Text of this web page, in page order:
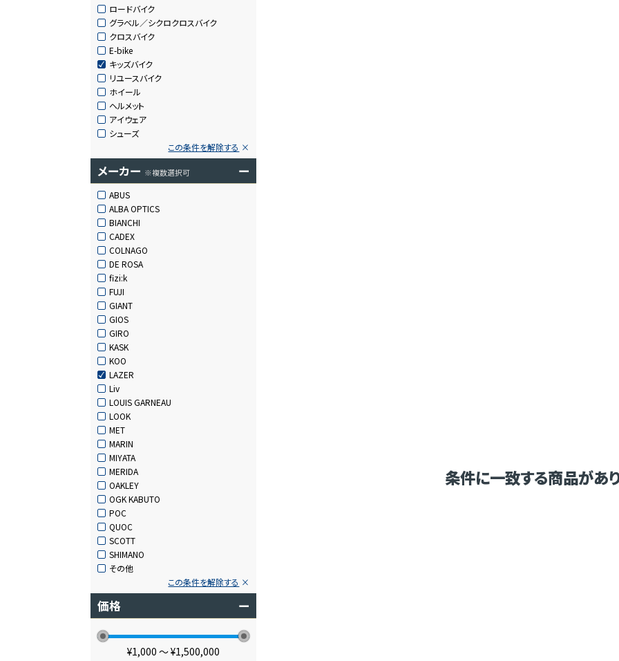
ロードバイク
グラベル／シクロクロスバイク
クロスバイク
E-bike
キッズバイク
リユースバイク
ホイール
ヘルメット
アイウェア
シューズ
この条件を解除する
メーカー ※複数選択可 ー
ABUS
ALBA OPTICS
BIANCHI
CADEX
COLNAGO
DE ROSA
fizi:k
FUJI
GIANT
GIOS
GIRO
KASK
KOO
LAZER
Liv
LOUIS GARNEAU
LOOK
MET
MARIN
MIYATA
MERIDA
OAKLEY
OGK KABUTO
POC
QUOC
SCOTT
SHIMANO
その他
この条件を解除する
価格 ー
¥1,000 〜¥1,500,000
条件に一致する商品があ